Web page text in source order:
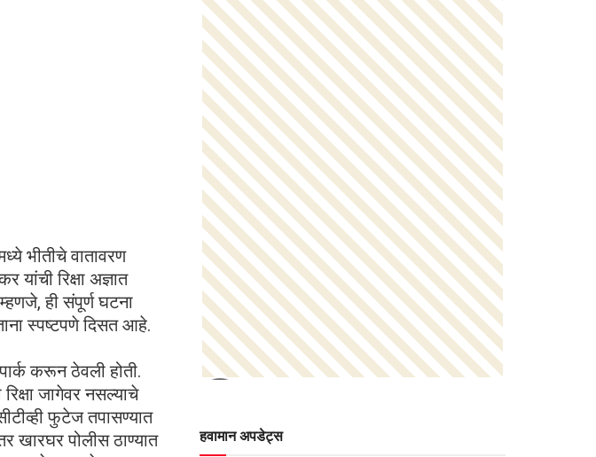
भीतीचे वातावरण
रिक्षा अज्ञात
ही संपूर्ण घटना
स्पष्टपणे दिसत आहे.
करून ठेवली होती.
जागेवर नसल्याचे
फुटेज तपासण्यात
खारघर पोलीस ठाण्यात
हवामान अपडेट्स